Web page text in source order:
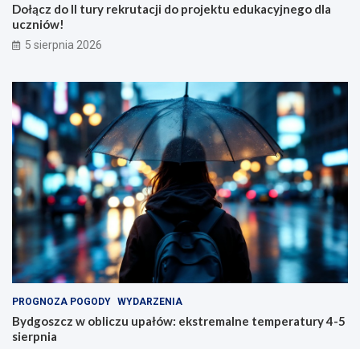
Dołącz do II tury rekrutacji do projektu edukacyjnego dla
uczniów!
5 sierpnia 2026
PROGNOZA POGODY WYDARZENIA
Bydgoszcz w obliczu upałów: ekstremalne temperatury 4-5
sierpnia